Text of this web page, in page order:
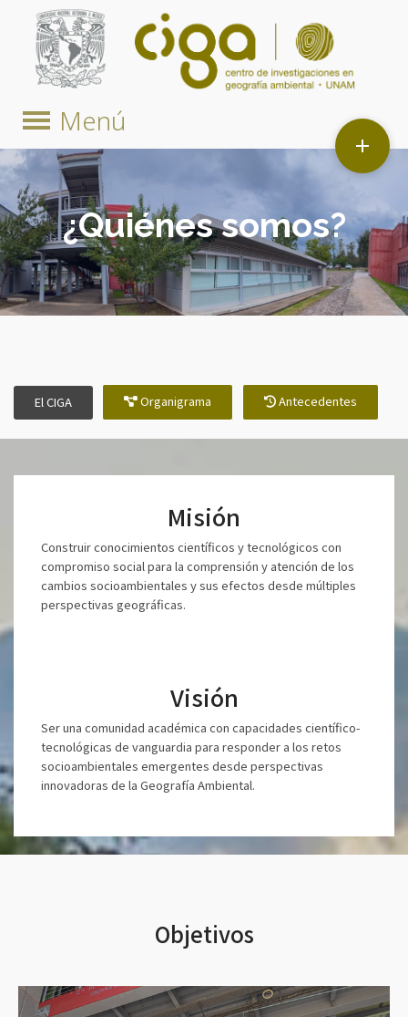

¿Quiénes somos?
El CIGA Organigrama Antecedentes
Misión
Construir conocimientos científicos y tecnológicos con
compromiso social para la comprensión y atención de los
cambios socioambientales y sus efectos desde múltiples
perspectivas geográficas.
Visión
Ser una comunidad académica con capacidades científico-
tecnológicas de vanguardia para responder a los retos
socioambientales emergentes desde perspectivas
innovadoras de la Geografía Ambiental.
Objetivos